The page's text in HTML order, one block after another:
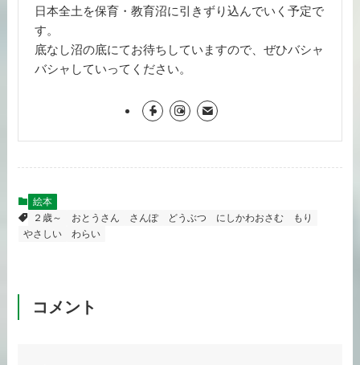
日本全土を保育・教育沼に引きずり込んでいく予定で
す。
底なし沼の底にてお待ちしていますので、ぜひバシャ
バシャしていってください。
絵本
２歳～
おとうさん さんぽ どうぶつ にしかわおさむ
もり
やさしい
わらい
コメント